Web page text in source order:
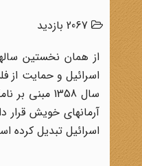
از همان نخستین
اسرائیل و حمایت از
سال 1358
آرمان‏های خویش قرار
اسرائیل تبدیل کرده